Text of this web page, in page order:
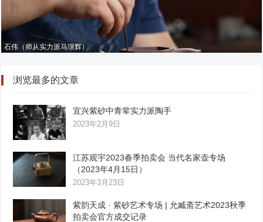
石伟（师从实力派马璟辉）
浏览最多的文章
宜兴紫砂中青辈实力派陶手
2023年2月9日
江苏观宇2023春季拍卖会 当代名家壶专场
（2023年4月15日）
2023年3月23日
紫韵天成 · 紫砂艺术专场 | 允臧斋艺术2023秋季
拍卖会官方成交记录